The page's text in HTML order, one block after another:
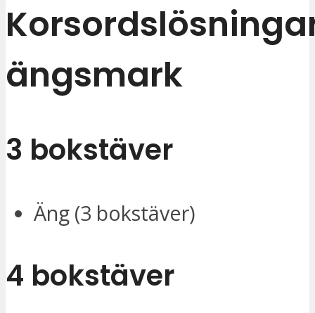
ängsmark
3 bokstäver
Äng (3 bokstäver)
4 bokstäver